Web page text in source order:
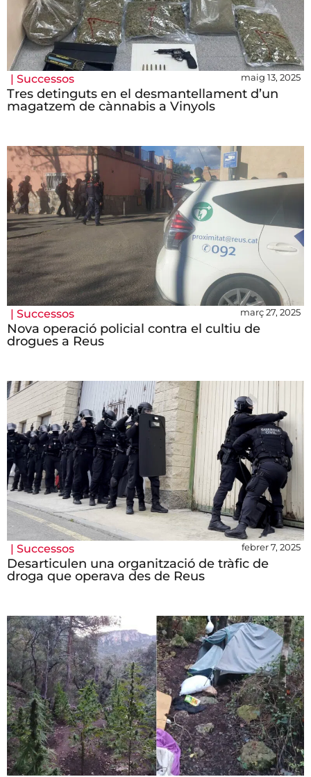
| Successos maig 13, 2025
Tres detinguts en el desmantellament d’un
magatzem de cànnabis a Vinyols
| Successos març 27, 2025
Nova operació policial contra el cultiu de
drogues a Reus
| Successos febrer 7, 2025
Desarticulen una organització de tràfic de
droga que operava des de Reus